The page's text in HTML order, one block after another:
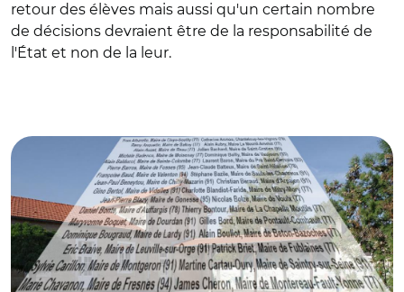
retour des élèves mais aussi qu'un certain nombre
de décisions devraient être de la responsabilité de
l'État et non de la leur.